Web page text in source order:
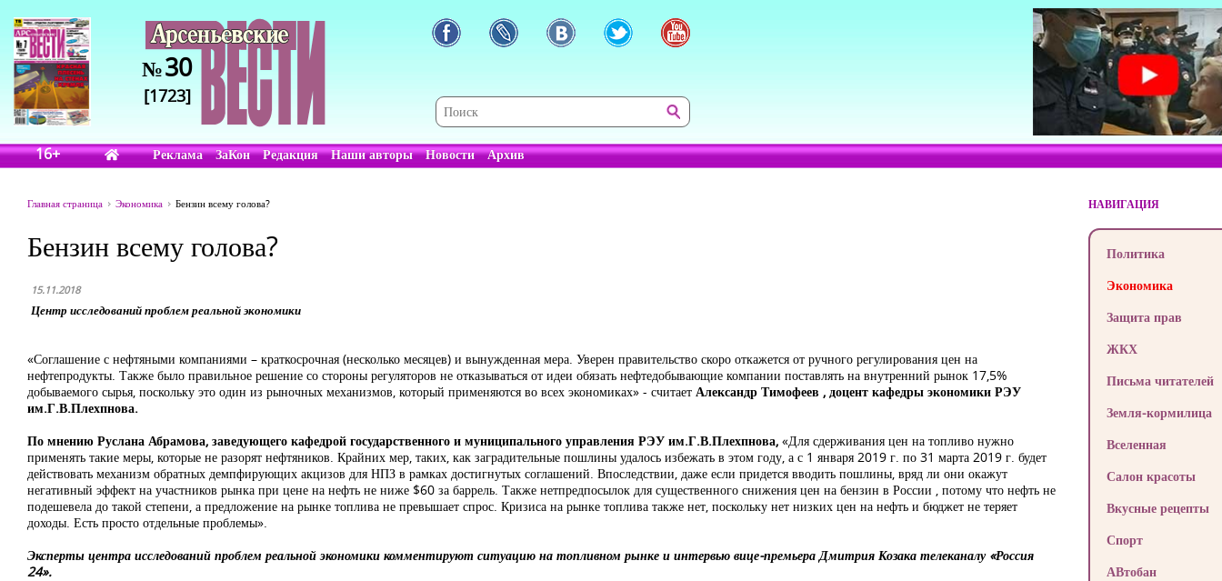
№30
[1723]
16+ Реклама ЗаКон Редакция Наши авторы Новости Архив
Главная страница Экономика Бензин всему голова?
Бензин всему голова?
15.11.2018
Центр исследований проблем реальной экономики
«Соглашение с нефтяными компаниями – краткосрочная (несколько месяцев) и вынужденная мера. Уверен правительство скоро откажется от ручного регулирования цен на
нефтепродукты. Также было правильное решение со стороны регуляторов не отказываться от идеи обязать нефтедобывающие компании поставлять на внутренний рынок 17,5%
добываемого сырья, поскольку это один из рыночных механизмов, который применяются во всех экономиках» - считает Александр Тимофеев , доцент кафедры экономики РЭУ
им.Г.В.Плехпнова.
По мнению Руслана Абрамова, заведующего кафедрой государственного и муниципального управления РЭУ им.Г.В.Плехпнова, «Для сдерживания цен на топливо нужно
применять такие меры, которые не разорят нефтяников. Крайних мер, таких, как заградительные пошлины удалось избежать в этом году, а с 1 января 2019 г. по 31 марта 2019 г. будет
действовать механизм обратных демпфирующих акцизов для НПЗ в рамках достигнутых соглашений. Впоследствии, даже если придется вводить пошлины, вряд ли они окажут
негативный эффект на участников рынка при цене на нефть не ниже $60 за баррель. Также нетпредпосылок для существенного снижения цен на бензин в России , потому что нефть не
подешевела до такой степени, а предложение на рынке топлива не превышает спрос. Кризиса на рынке топлива также нет, поскольку нет низких цен на нефть и бюджет не теряет
доходы. Есть просто отдельные проблемы».
Эксперты центра исследований проблем реальной экономики комментируют ситуацию на топливном рынке и интервью вице-премьера Дмитрия Козака телеканалу «Россия
24».
НАВИГАЦИЯ
Политика
Экономика
Защита прав
ЖКХ
Письма читателей
Земля-кормилица
Вселенная
Салон красоты
Вкусные рецепты
Спорт
АВтобан